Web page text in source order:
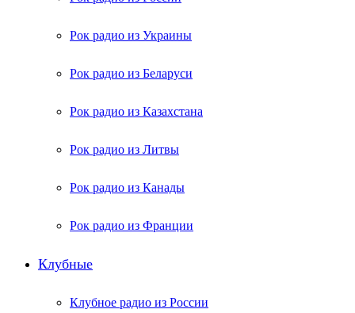
Рок радио из Украины
Рок радио из Беларуси
Рок радио из Казахстана
Рок радио из Литвы
Рок радио из Канады
Рок радио из Франции
Клубные
Клубное радио из России